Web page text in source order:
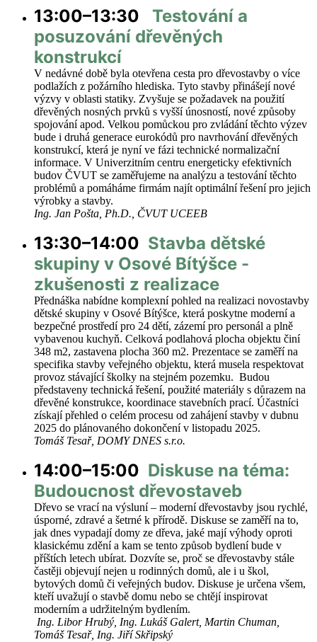
13:00–13:30 Testování a
posuzování dřevěných
konstrukcí
V nedávné době byla otevřena cesta pro dřevostavby o více
podlažích z požárního hlediska. Tyto stavby přinášejí nové
výzvy v oblasti statiky. Zvyšuje se požadavek na použití
dřevěných nosných prvků s vyšší únosností, nové způsoby
spojování apod. Velkou pomůckou pro zvládání těchto výzev
bude i druhá generace eurokódů pro navrhování dřevěných
konstrukcí, která je nyní ve fázi technické normalizační
informace. V Univerzitním centru energeticky efektivních
budov ČVUT se zaměřujeme na analýzu a testování těchto
problémů a pomáháme firmám najít optimální řešení pro jejich
výrobky a stavby.
Ing. Jan Pošta, Ph.D., ČVUT UCEEB
13:30–14:00 Stavba dětské
skupiny v Osové Bítýšce -
zkušenosti z realizace
Přednáška nabídne komplexní pohled na realizaci novostavby
dětské skupiny v Osové Bítýšce, která poskytne moderní a
bezpečné prostředí pro 24 dětí, zázemí pro personál a plně
vybavenou kuchyň. Celková podlahová plocha objektu činí
348 m2, zastavena plocha 360 m2. Prezentace se zaměří na
specifika stavby veřejného objektu, která musela respektovat
provoz stávající školky na stejném pozemku. Budou
představeny technická řešení, použité materiály s důrazem na
dřevěné konstrukce, koordinace stavebních prací. Účastníci
získají přehled o celém procesu od zahájení stavby v dubnu
2025 do plánovaného dokončení v listopadu 2025.
Tomáš Tesař, DOMY DNES s.r.o.
14:00–15:00 Diskuse na téma:
Budoucnost dřevostaveb
Dřevo se vrací na výsluní – moderní dřevostavby jsou rychlé,
úsporné, zdravé a šetrné k přírodě. Diskuse se zaměří na to,
jak dnes vypadají domy ze dřeva, jaké mají výhody oproti
klasickému zdění a kam se tento způsob bydlení bude v
příštích letech ubírat. Dozvíte se, proč se dřevostavby stále
častěji objevují nejen u rodinných domů, ale i u škol,
bytových domů či veřejných budov. Diskuse je určena všem,
kteří uvažují o stavbě domu nebo se chtějí inspirovat
moderním a udržitelným bydlením.
Ing. Libor Hrubý, Ing. Lukáš Galert, Martin Chuman,
Tomáš Tesař, Ing. Jiří Skřipský